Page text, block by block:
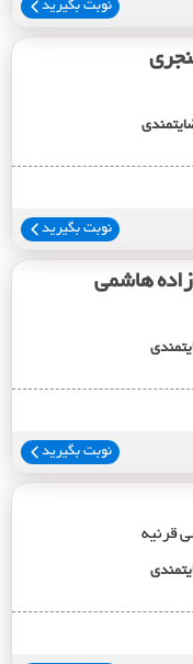
نوبت بگیرید
نوبت بگیرید
هاشمی
نوبت بگیرید
قرنیه